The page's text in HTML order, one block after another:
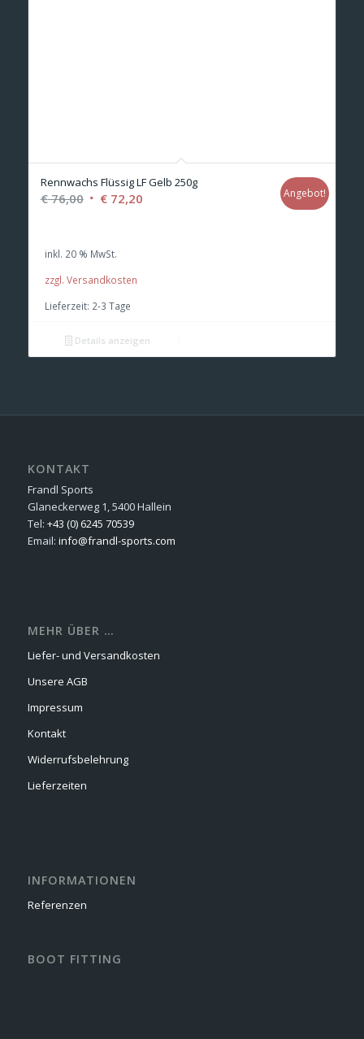
Rennwachs Flüssig LF Gelb 250g
€76,00 Ursprünglicher
€ 76,00
€72,20Aktueller
Angebot!
inkl. 20 % MwSt.
zzgl. Versandkosten
Lieferzeit: 2-3 Tage
Details anzeigen
KONTAKT
Frandl Sports
Glaneckerweg 1, 5400 Hallein
Tel: +43 (0) 6245 70539
Email: info@frandl-sports.com
MEHR ÜBER …
Liefer- und Versandkosten
Unsere AGB
Impressum
Kontakt
Widerrufsbelehrung
Lieferzeiten
INFORMATIONEN
Referenzen
BOOT FITTING